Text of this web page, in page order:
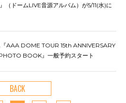
（ドームLIVE音源アルバム）が5/11(水)に
AAA DOME TOUR 15th ANNIVERSARY
BOOK』一般予約スタート
BACK